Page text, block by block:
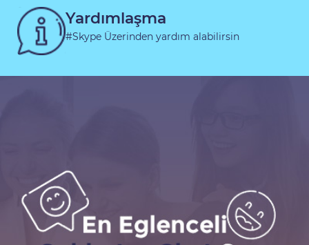
Yardımlaşma
#Skype Üzerinden yardım alabilirsin